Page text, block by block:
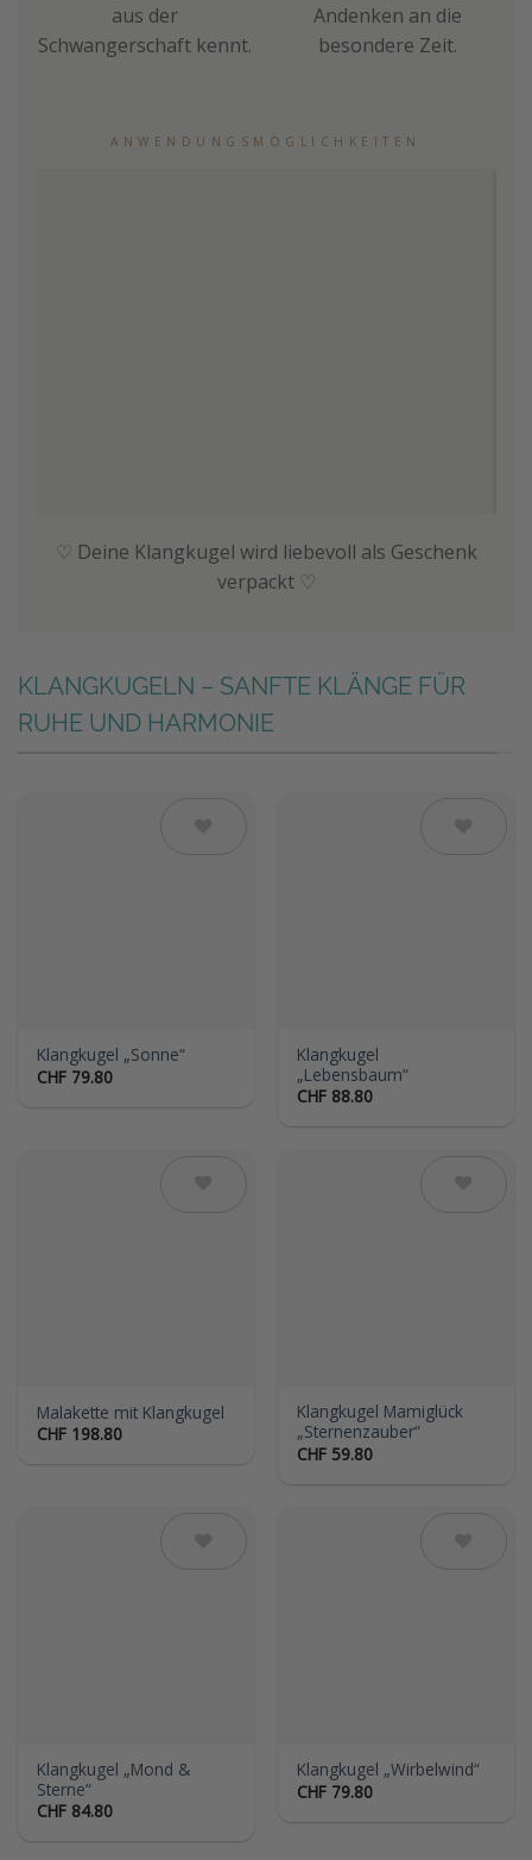
aus der
Schwangerschaft kennt.
Andenken an die
besondere Zeit.
ANWENDUNGSMÖGLICHKEITEN
♡ Deine Klangkugel wird liebevoll als Geschenk
verpackt ♡
KLANGKUGELN – SANFTE KLÄNGE FÜR
RUHE UND HARMONIE
Klangkugel „Sonne“
CHF 79.80
Klangkugel
„Lebensbaum“
CHF 88.80
Malakette mit Klangkugel
CHF 198.80
Klangkugel Mamiglück
„Sternenzauber“
CHF 59.80
Klangkugel „Mond &
Sterne“
CHF 84.80
Klangkugel „Wirbelwind“
CHF 79.80